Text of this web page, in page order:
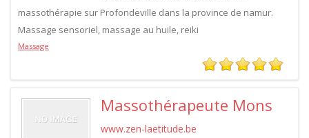
massothérapie sur Profondeville dans la province de namur.
Massage sensoriel, massage au huile, reiki
Massage
Massothérapeute Mons
www.zen-laetitude.be